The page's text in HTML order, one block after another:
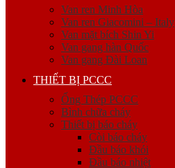
Van ren Minh Hòa
Van ren Giacomini – Italy
Van mặt bích Shin Yi
Van gang hàn Quốc
Van gang Đài Loan
THIẾT BỊ PCCC
Ống Thép PCCC
Bình chữa cháy
Thiết bị báo cháy
Còi báo cháy
Đầu báo khói
Đầu báo nhiệt